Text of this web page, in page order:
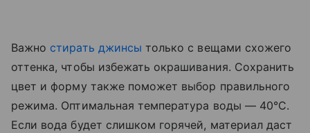
Важно стирать джинсы только с вещами схожего
оттенка, чтобы избежать окрашивания. Сохранить
цвет и форму также поможет выбор правильного
режима. Оптимальная температура воды — 40°C.
Если вода будет слишком горячей, материал даст